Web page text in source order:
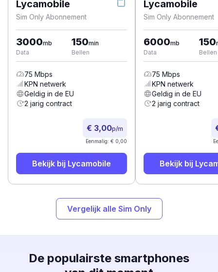
Lycamobile
Sim Only Abonnement
3000mb
Data
150min
Bellen
75 Mbps
KPN netwerk
Geldig in de EU
2 jarig contract
€ 3,00p/m
Eenmalig: € 0,00
Bekijk bij Lycamobile
Lycamobile
Sim Only Abonnement
6000mb
Data
150
Bellen
75 Mbps
KPN netwerk
Geldig in de EU
2 jarig contract
Bekijk bij
Vergelijk alle Sim Only
De populairste smartphones